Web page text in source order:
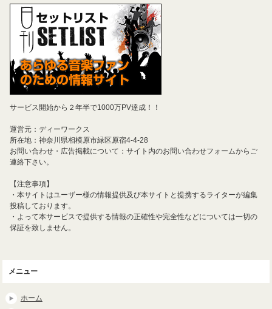
サービス開始から２年半で1000万PV達成！！
運営元：ディーワークス
所在地：神奈川県相模原市緑区原宿4-4-28
お問い合わせ・広告掲載について：サイト内のお問い合わせフォームからご
連絡下さい。
【注意事項】
・本サイトはユーザー様の情報提供及び本サイトと提携するライターが編集
投稿しております。
・よって本サービスで提供する情報の正確性や完全性などについては一切の
保証を致しません。
メニュー
ホーム